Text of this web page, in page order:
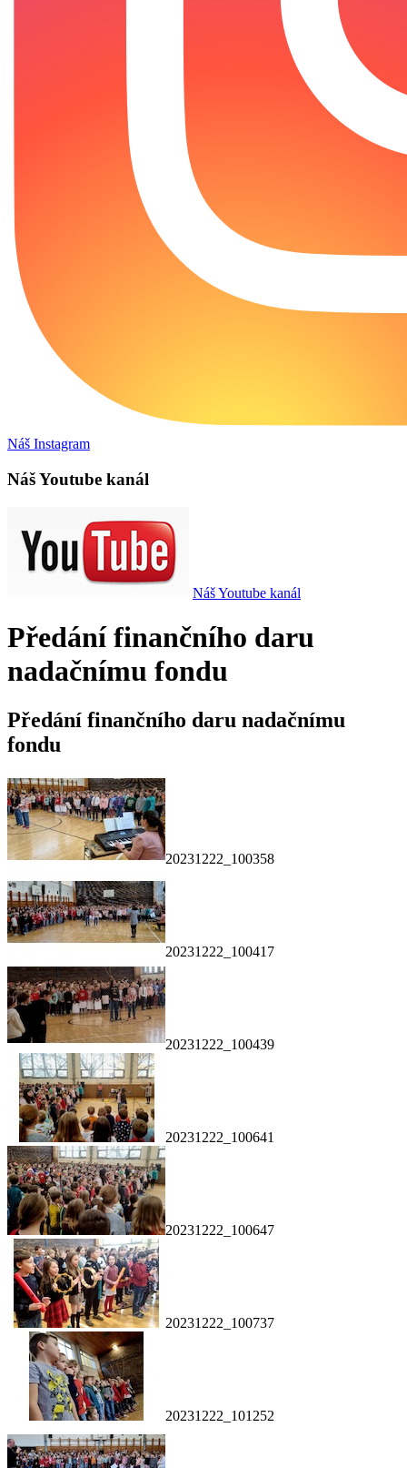
Náš Instagram
Náš Youtube kanál
Náš Youtube kanál
Předání finančního daru
nadačnímu fondu
Předání finančního daru nadačnímu
fondu
20231222_100358
20231222_100417
20231222_100439
20231222_100641
20231222_100647
20231222_100737
20231222_101252